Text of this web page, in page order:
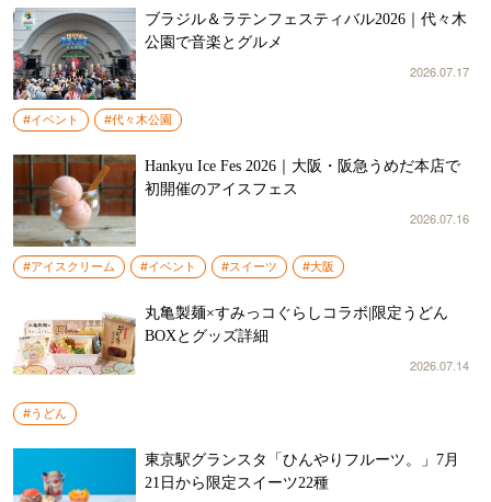
ブラジル＆ラテンフェスティバル2026｜代々木
公園で音楽とグルメ
2026.07.17
#イベント #代々木公園
Hankyu Ice Fes 2026｜大阪・阪急うめだ本店で
初開催のアイスフェス
2026.07.16
#アイスクリーム #イベント #スイーツ #大阪
丸亀製麺×すみっコぐらしコラボ|限定うどん
BOXとグッズ詳細
2026.07.14
#うどん
東京駅グランスタ「ひんやりフルーツ。」7月
21日から限定スイーツ22種